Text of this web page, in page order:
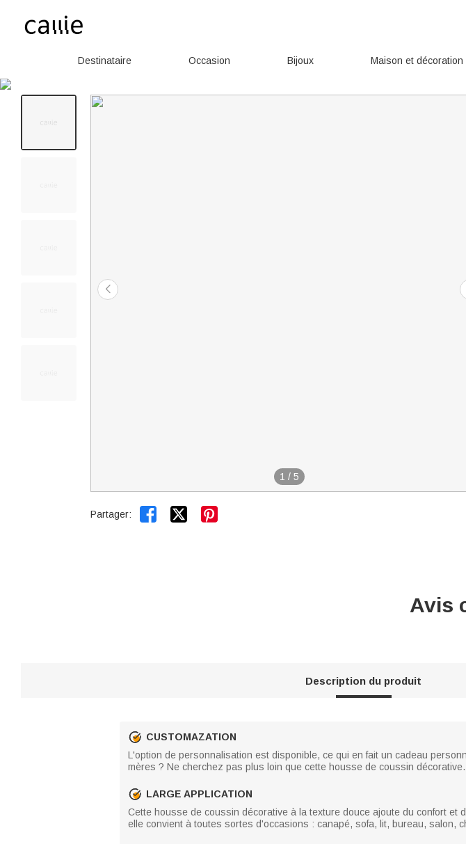
Destinataire Occasion Bijoux Maison et décoration
1 / 5
Partager:  
Avis
Description du produit
CUSTOMAZATION
L'option de personnalisation est disponible, ce qui en fait un cadeau
mères ? Ne cherchez pas plus loin que cette housse de coussin décorative.
LARGE APPLICATION
Cette housse de coussin décorative à la texture douce ajoute du confort
elle convient à toutes sortes d'occasions : canapé, sofa, lit, bureau, salon,